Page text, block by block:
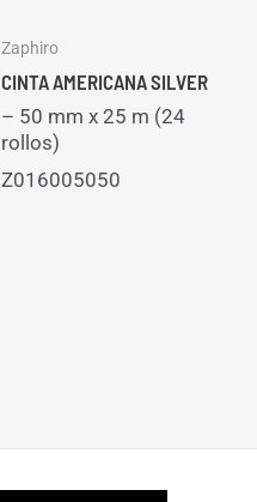
Zaphiro
CINTA AMERICANA SILVER
– 50 mm x 25 m (24
rollos)
Z016005050